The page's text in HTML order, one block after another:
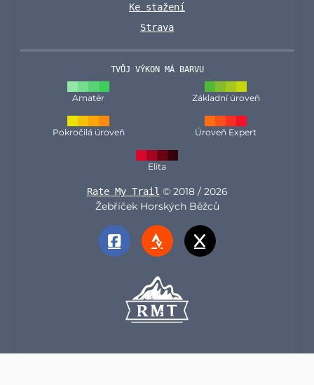
Ke stažení
Strava
TVŮJ VÝKON MÁ BARVU
Amatér Základní úroveň
Pokročilá úroveň Úroveň Expert
Elita
Rate My Trail © 2018 / 2026
Žebříček Horských Běžců